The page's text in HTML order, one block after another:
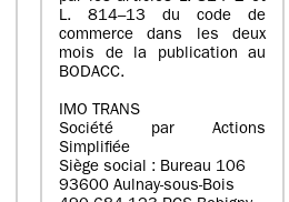
L. 814–13 du code de
commerce dans les deux
mois de la publication au
BODACC.
IMO TRANS
Société par Actions
Simplifiée
Siège social : Bureau 106
93600 Aulnay-sous-Bois